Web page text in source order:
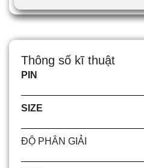
Thông số kĩ thuật
PIN
SIZE
ĐỘ PHÂN GIẢI